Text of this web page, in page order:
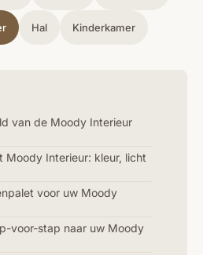
Hal Kinderkamer
van de Moody Interieur
Moody Interieur: kleur, licht
voor uw Moody
voor-stap naar uw Moody